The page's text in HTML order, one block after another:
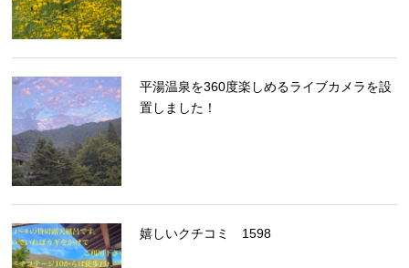
平湯温泉を360度楽しめるライブカメラを設
置しました！
嬉しいクチコミ 1598